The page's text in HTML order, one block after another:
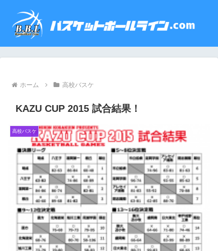
ホーム 高校バスケ
KAZU CUP 2015 試合結果！
高校バスケ